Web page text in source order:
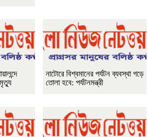
নাটোরে বিশ্বমানের পর্যটন ব্যবস্থা গড়ে
তোলা হবে: পর্যটনমন্ত্রী